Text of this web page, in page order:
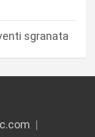
sgranata